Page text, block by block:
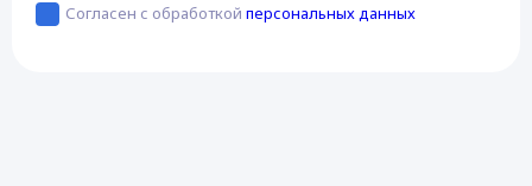
Согласен с обработкой персональных данных